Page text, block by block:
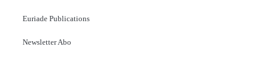
Euriade Publications
Newsletter Abo